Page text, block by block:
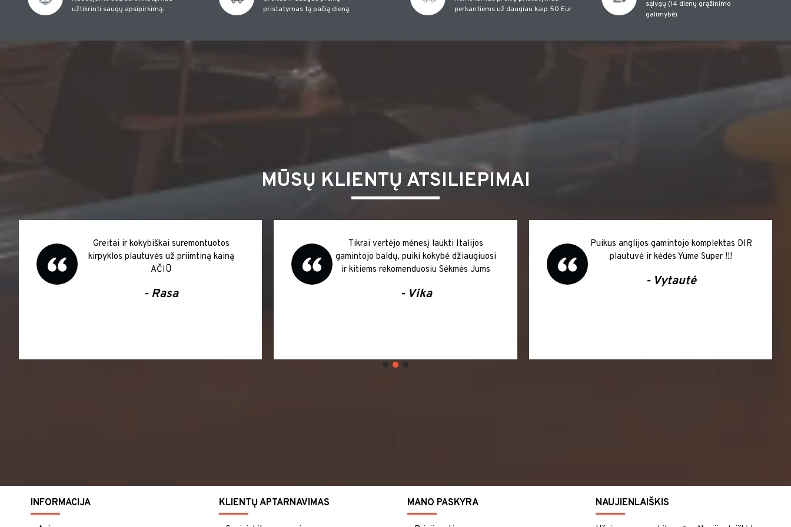
užtikrinti saugų apsipirkimą.
pristatymas tą pačią dieną.
perkantiems už daugiau kaip 50 Eur
sąlygų (14 dienų grąžinimo
galimybė)
MŪSŲ KLIENTŲ ATSILIEPIMAI
Greitai ir kokybiškai suremontuotos
kirpyklos plautuvės už priimtiną kainą
AČIŪ
- Rasa
Tikrai vertėjo mėnesį laukti Italijos
gamintojo baldų, puiki kokybė džiaugiuosi
ir kitiems rekomenduosiu Sėkmės Jums
- Vika
Puikus anglijos gamintojo komplektas DIR
plautuvė ir kėdės Yume Super !!!
- Vytautė
INFORMACIJA KLIENTŲ APTARNAVIMAS MANO PASKYRA NAUJIENLAIŠKIS